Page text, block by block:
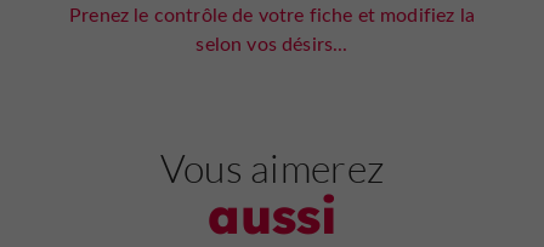
Prenez le contrôle de votre fiche et modifiez la
selon vos désirs...
Vous aimerez
aussi